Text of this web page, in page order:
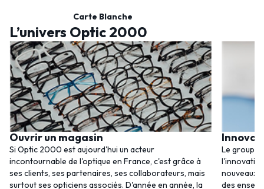
Carte Blanche
L’univers Optic 2000
Ouvrir un magasin
Si Optic 2000 est aujourd'hui un acteur
incontournable de l'optique en France, c'est grâce à
ses clients, ses partenaires, ses collaborateurs, mais
surtout ses opticiens associés. D'année en année, la
Le
nouveaux
des